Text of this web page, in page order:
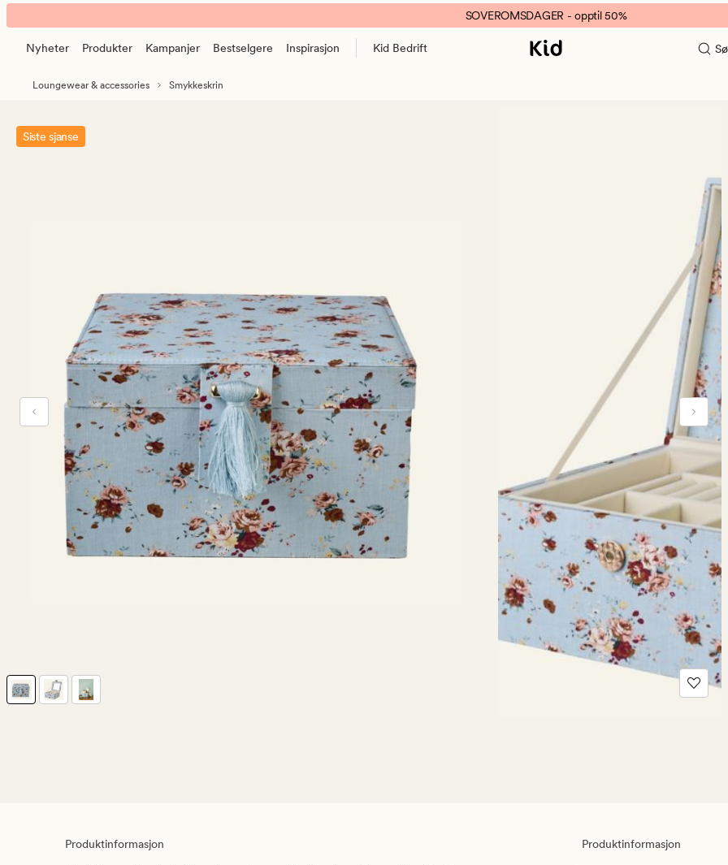
Danica
smykkeskrin
himmelblå
banner.
Klikk
pause.
SOVEROMSDAGER - opptil 50%
Nyheter Produkter Kampanjer Bestselgere Inspirasjon Kid Bedrift
Loungewear & accessories Smykkeskrin
Siste sjanse
Produktinformasjon Produktinformasjon